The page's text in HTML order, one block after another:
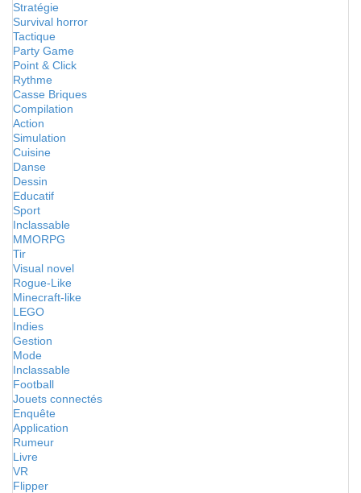
Stratégie
Survival horror
Tactique
Party Game
Point & Click
Rythme
Casse Briques
Compilation
Action
Simulation
Cuisine
Danse
Dessin
Educatif
Sport
Inclassable
MMORPG
Tir
Visual novel
Rogue-Like
Minecraft-like
LEGO
Indies
Gestion
Mode
Inclassable
Football
Jouets connectés
Enquête
Application
Rumeur
Livre
VR
Flipper